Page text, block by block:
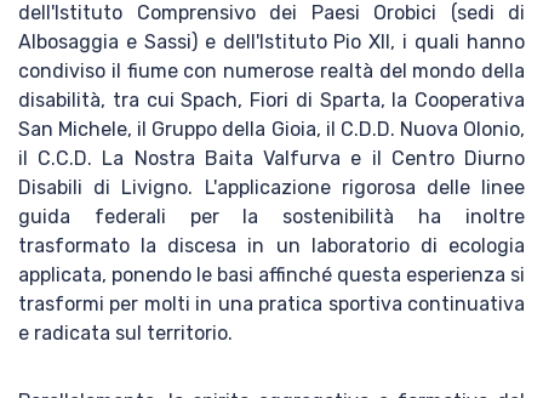
dell'Istituto Comprensivo dei Paesi Orobici (sedi di
Albosaggia e Sassi) e dell'Istituto Pio XII, i quali hanno
condiviso il fiume con numerose realtà del mondo della
disabilità, tra cui Spach, Fiori di Sparta, la Cooperativa
San Michele, il Gruppo della Gioia, il C.D.D. Nuova Olonio,
il C.C.D. La Nostra Baita Valfurva e il Centro Diurno
Disabili di Livigno. L'applicazione rigorosa delle linee
guida federali per la sostenibilità ha inoltre
trasformato la discesa in un laboratorio di ecologia
applicata, ponendo le basi affinché questa esperienza si
trasformi per molti in una pratica sportiva continuativa
e radicata sul territorio.